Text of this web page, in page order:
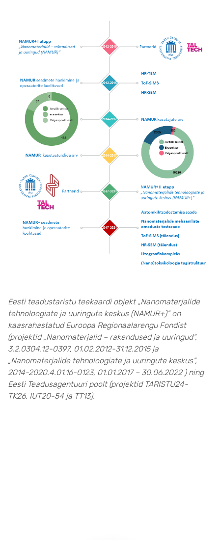
Eesti teadustaristu teekaardi objekt „Nanomaterjalide
tehnoloogiate ja uuringute keskus (NAMUR+)” on
kaasrahastatud Euroopa Regionaalarengu Fondist
(projektid „Nanomaterjalid – rakendused ja uuringud“,
3.2.0304.12-0397, 01.02.2012-31.12.2015 ja
„Nanomaterjalide tehnoloogiate ja uuringute keskus”,
2014-2020.4.01.16-0123, 01.01.2017 – 30.06.2022 ) ning
Eesti Teadusagentuuri poolt (projektid TARISTU24-
TK26, IUT20-54 ja TT13).